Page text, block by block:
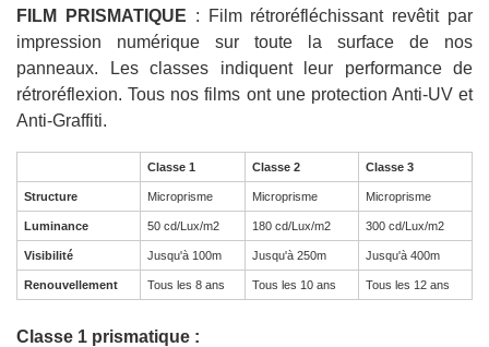
FILM PRISMATIQUE : Film rétroréfléchissant revêtit par
impression numérique sur toute la surface de nos
panneaux. Les classes indiquent leur performance de
rétroréflexion. Tous nos films ont une protection Anti-UV et
Anti-Graffiti.
Classe 1 Classe 2 Classe 3
Structure Microprisme Microprisme Microprisme
Luminance 50 cd/Lux/m2 180 cd/Lux/m2 300 cd/Lux/m2
Visibilité Jusqu'à 100m Jusqu'à 250m Jusqu'à 400m
Renouvellement Tous les 8 ans Tous les 10 ans Tous les 12 ans
Classe 1 prismatique :